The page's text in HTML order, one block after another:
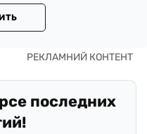
последних